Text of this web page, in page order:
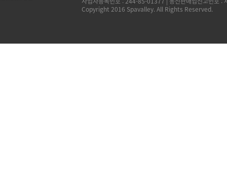
Copyright 2016 Spavalley. All Rights Reserved.